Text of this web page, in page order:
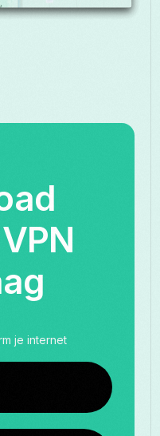
je internet